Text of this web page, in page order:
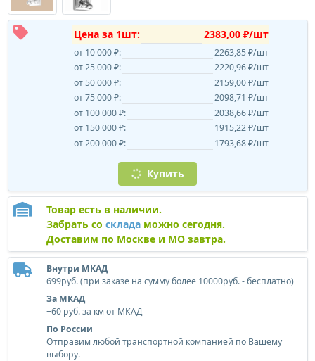
Цена за 1шт: 2383,00 ₽/шт
от 10 000 ₽:
2263,85 ₽/шт
от 25 000 ₽:
2220,96 ₽/шт
от 50 000 ₽:
2159,00 ₽/шт
от 75 000 ₽:
2098,71 ₽/шт
от 100 000 ₽:
2038,66 ₽/шт
от 150 000 ₽:
1915,22 ₽/шт
от 200 000 ₽:
1793,68 ₽/шт
Купить
Товар есть в наличии.
Забрать со складаможно сегодня.
Доставим по Москве и МО завтра.
Внутри МКАД
699руб. (при заказе на сумму более 10000руб. - бесплатно)
За МКАД
+60 руб. за км от МКАД
По России
Отправим любой транспортной компанией по Вашему
выбору.